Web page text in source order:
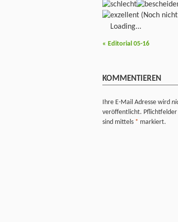
(Noch
Loading...
« Editorial 05-16
KOMMENTIEREN
Ihre E-Mail Adresse wird
veröffentlicht. Pflichtfelder
sind mittels * markiert.